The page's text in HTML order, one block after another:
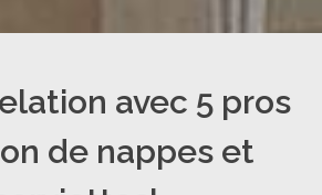
avec 5 pros
de nappes et